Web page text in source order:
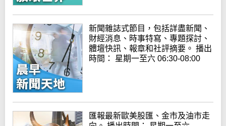
新聞雜誌式節目，包括詳盡新聞、
財經消息、時事特寫、專題探討、
體壇快訊、報章和社評摘要。 播出
時間： 星期一至六 06:30-08:00
匯報最新歐美股匯、金市及油市走